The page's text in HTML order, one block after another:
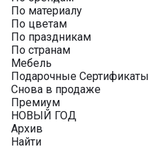
По материалу
По цветам
По праздникам
По странам
Мебель
Подарочные Сертификаты
Снова в продаже
Премиум
НОВЫЙ ГОД
Архив
Найти